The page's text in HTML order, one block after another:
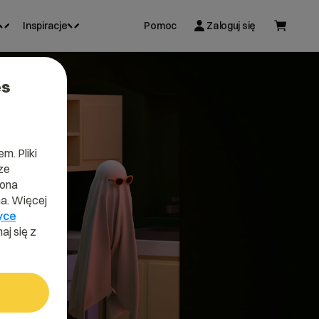
Inspiracje Pomoc Zaloguj się
Pliki
Więcej
się z